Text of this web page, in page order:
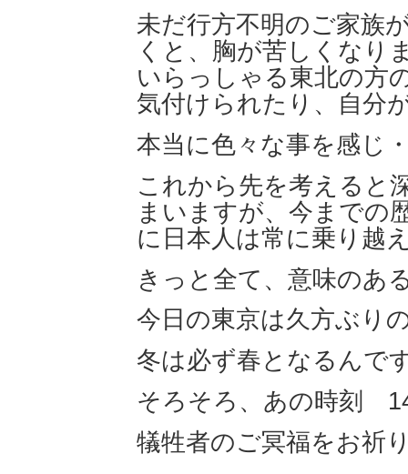
未だ行方不明のご家族
くと、 胸が苦しくなり
いらっしゃる東北の方
気付けられたり、自分
本当に色々な事を感じ
これから先を考えると
まいますが、今までの
に日本人は常に乗り越
きっと全て、意味のあ
今日の東京は久方ぶり
冬は必ず春となるんで
そろそろ、あの時刻
犠牲者のご冥福をお祈